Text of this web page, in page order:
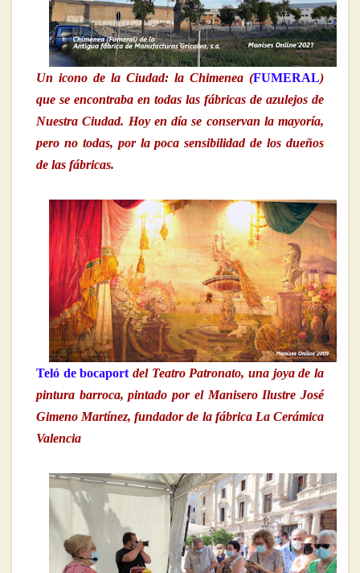
Un icono de la Ciudad: la Chimenea (FUMERAL)
que se encontraba en todas las fábricas de azulejos de
Nuestra Ciudad. Hoy en día se conservan la mayoría,
pero no todas, por la poca sensibilidad de los dueños
de las fábricas.
Teló de bocaport del Teatro Patronato, una joya de la
pintura barroca, pintado por el Manisero Ilustre José
Gimeno Martínez, fundador de la fábrica La Cerámica
Valencia